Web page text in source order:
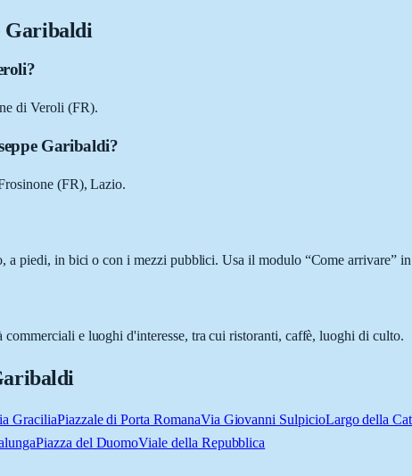
Garibaldi
di Veroli (FR).
Garibaldi?
(FR), Lazio.
piedi, in bici o con i mezzi pubblici. Usa il modulo “Come arrivare”
e luoghi d'interesse, tra cui ristoranti, caffè, luoghi di culto.
GraciliaPiazzale di Porta RomanaVia Giovanni SulpicioLargo della
Piazza del DuomoViale della Repubblica